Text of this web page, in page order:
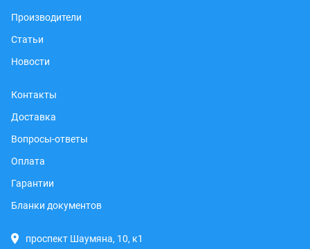
Производители
Статьи
Новости
Контакты
Доставка
Вопросы-ответы
Оплата
Гарантии
Бланки документов
проспект Шаумяна, 10, к1